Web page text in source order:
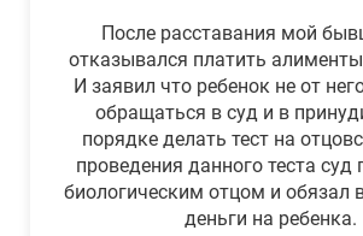
После расставания мой
отказывался платить
И заявил что ребенок не от
обращаться в суд и в
порядке делать тест на
проведения данного теста суд
биологическим отцом и обязал
деньги на ребенка.